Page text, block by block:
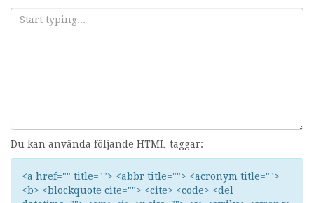
Du kan använda följande HTML-taggar:
<a href="" title=""> <abbr title=""> <acronym title="">
<b> <blockquote cite=""> <cite> <code> <del